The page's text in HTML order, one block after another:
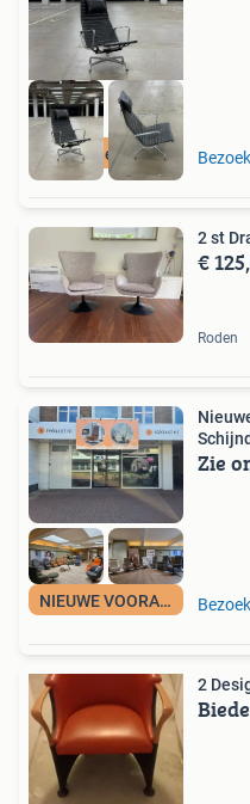
Gratis levering
2 st
€
Roden
NIEUWE VOORAAD
Zie
2